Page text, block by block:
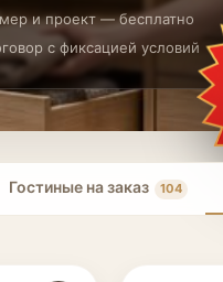
и проект — бесплатно
с фиксацией условий
Гостиные на заказ 104